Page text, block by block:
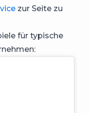
zur Seite zu
für typische